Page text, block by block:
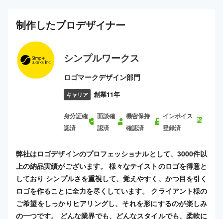
制作したプロデザイナー
シンプルワークス
ロゴマークデザイン部門
キャリア 創業11年
身分証確
認済
面談確
認済
機密保持
確認済
インボイス
登録済
弊社はロゴデザインのプロフェッショナルとして、3000件以
上の納品実績がございます。 様々なテイストのロゴを得意と
しており シンプルさを重視して、覚えやすく、かつ目を引く
ロゴを作ることに全力を尽くしています。 クライアント様の
ご希望をしっかりヒアリングし、それを形にするのが楽しみ
の一つです。 どんな業界でも、どんなスタイルでも、柔軟に